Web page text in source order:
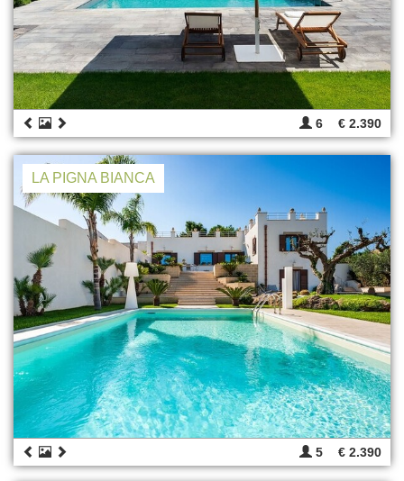
6 € 2.390
LA PIGNA BIANCA
5 € 2.390